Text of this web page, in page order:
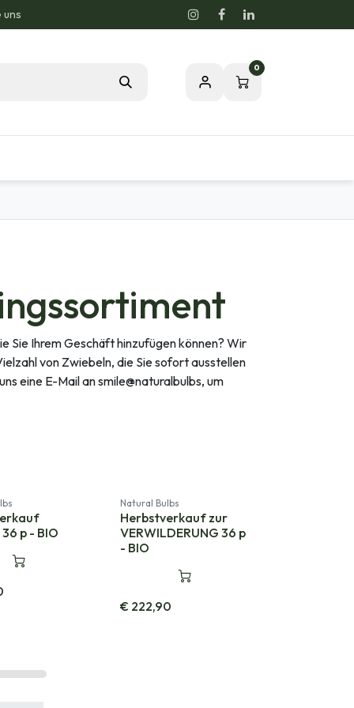
uns
0
Sie Ihrem Geschäft hinzufügen können? Wir
von Zwiebeln, die Sie sofort ausstellen
eine E-Mail an smile@naturalbulbs, um
36 p - BIO
Natural Bulbs
Herbstverkauf zur
VERWILDERUNG 36 p
- BIO
€ 222,90